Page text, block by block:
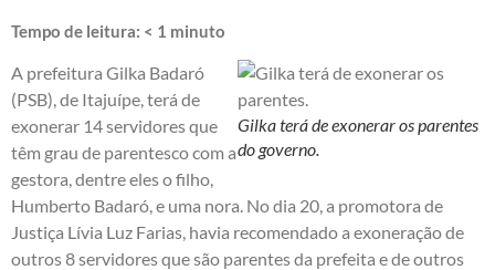
Tempo de leitura: < 1 minuto
Gilka terá de exonerar os parentes
do governo.
A prefeitura Gilka Badaró
(PSB), de Itajuípe, terá de
exonerar 14 servidores que
têm grau de parentesco com a
gestora, dentre eles o filho,
Humberto Badaró, e uma nora. No dia 20, a promotora de
Justiça Lívia Luz Farias, havia recomendado a exoneração de
outros 8 servidores que são parentes da prefeita e de outros